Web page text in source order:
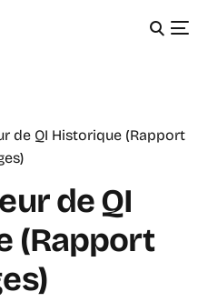
de QI Historique (Rapport
de QI
(Rapport